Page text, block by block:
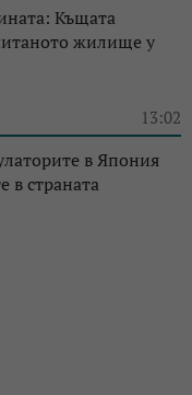
Къщата
жилище у
13:02
в Япония
в страната